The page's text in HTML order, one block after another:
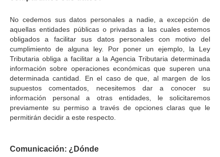
No cedemos sus datos personales a nadie, a excepción de
aquellas entidades públicas o privadas a las cuales estemos
obligados a facilitar sus datos personales con motivo del
cumplimiento de alguna ley. Por poner un ejemplo, la Ley
Tributaria obliga a facilitar a la Agencia Tributaria determinada
información sobre operaciones económicas que superen una
determinada cantidad. En el caso de que, al margen de los
supuestos comentados, necesitemos dar a conocer su
información personal a otras entidades, le solicitaremos
previamente su permiso a través de opciones claras que le
permitirán decidir a este respecto.
Comunicación: ¿Dónde